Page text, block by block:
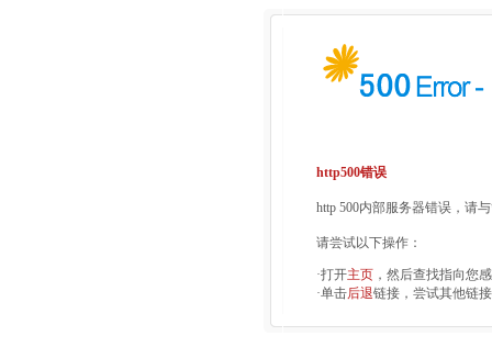
http500错误
http 500内部服务器错误，请
请尝试以下操作：
·打开主页 ，然后查找指向您
·单击后退链接，尝试其他链